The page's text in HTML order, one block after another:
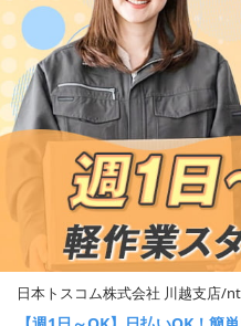
日本トスコム株式会社 川越支店/